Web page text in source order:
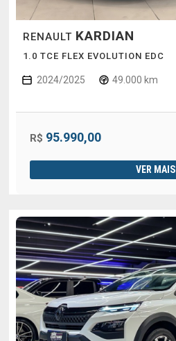
RENAULT KARDIAN
1.0 TCE FLEX EVOLUTION EDC
2024/2025 49.000 km
R$ 95.990,00
VER MAIS